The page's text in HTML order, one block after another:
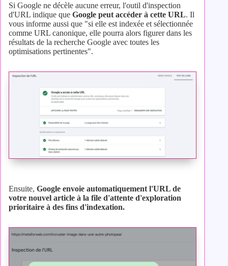
Si Google ne décèle aucune erreur, l'outil d'inspection
d'URL indique que Google peut accéder à cette URL. Il
vous informe aussi que "si elle est indexée et sélectionnée
comme URL canonique, elle pourra alors figurer dans les
résultats de la recherche Google avec toutes les
optimisations pertinentes".
Ensuite, Google envoie automatiquement l'URL de
votre nouvel article à la file d'attente d'exploration
prioritaire à des fins d'indexation.